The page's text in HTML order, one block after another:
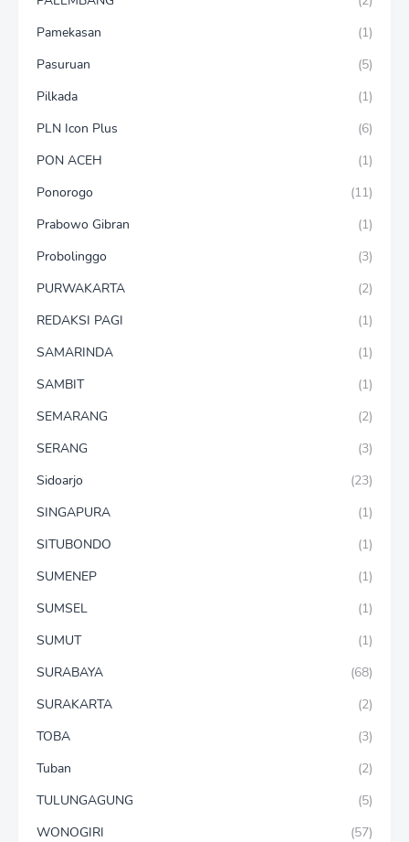
Pamekasan
(1)
Pasuruan
(5)
Pilkada
(1)
PLN Icon Plus
(6)
PON ACEH
(1)
Ponorogo
(11)
Prabowo Gibran
(1)
Probolinggo
(3)
PURWAKARTA
(2)
REDAKSI PAGI
(1)
SAMARINDA
(1)
SAMBIT
(1)
SEMARANG
(2)
SERANG
(3)
Sidoarjo
(23)
SINGAPURA
(1)
SITUBONDO
(1)
SUMENEP
(1)
SUMSEL
(1)
SUMUT
(1)
SURABAYA
(68)
SURAKARTA
(2)
TOBA
(3)
Tuban
(2)
TULUNGAGUNG
(5)
WONOGIRI
(57)